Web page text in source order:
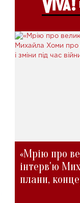
«Мрію про
інтерв'ю
плани,